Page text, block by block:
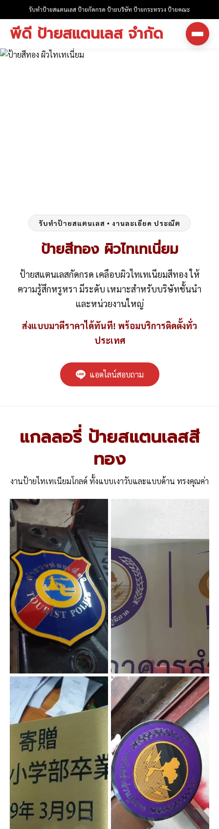
รับทำป้ายสแตนเลส ป้ายกัดกรด ป้ายบริษัท ป้ายกระทรวง ป้ายคณะ
พีดี ป้ายสแตนเลส จำกัด
รับทำป้ายสแตนเลส • งานละเอียด ประณีต
ป้ายสีทอง ผิวไทเทเนี่ยม
ป้ายสแตนเลสกัดกรด เคลือบผิวไทเทเนียมสีทอง ให้
ความรู้สึกหรูหรา มีระดับ เหมาะสำหรับบริษัทชั้นนำ
และหน่วยงานใหญ่
ส่งแบบมาตีราคาได้ทันที! พร้อมบริการติดตั้งทั่ว
ประเทศ
แอดไลน์สอบถาม
แกลลอรี่ ป้ายสแตนเลสสี
ทอง
งานป้ายไทเทเนียมโกลด์ ทั้งแบบเงาวับและแบบด้าน ทรงคุณค่า